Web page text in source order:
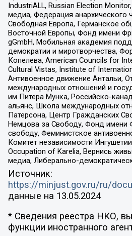
IndustriALL, Russian Election
медиа, Федерация анархического
Свободная Европа, Германское
Восточной Европы, Фонд имени
gGmbH, Мобильная академия
демократии и миротворчества,
Копелева, American Councils for
Cultural Vistas, Institute of
Антивоенное движение Антальи,
международных отношений и
им Питера Мунка, Российско-
альянс, Школа международных
Патерсона, Центр Гражданских
Немцова за Свободу, Фонд имени
свободу, Феминистское
Комитет независимости
Occupation of Karelia, Вернись
медиа, Либерально-
Источник:
https://minjust.gov.ru/ru/
данные на 13.05.2024
* Сведения реестра НКО,
функции иностранного